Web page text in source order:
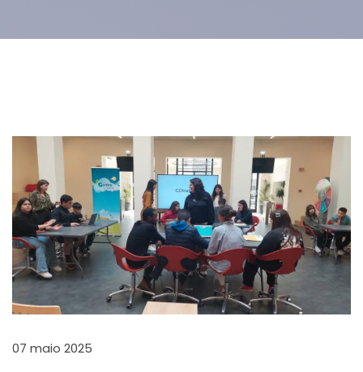
07 maio 2025